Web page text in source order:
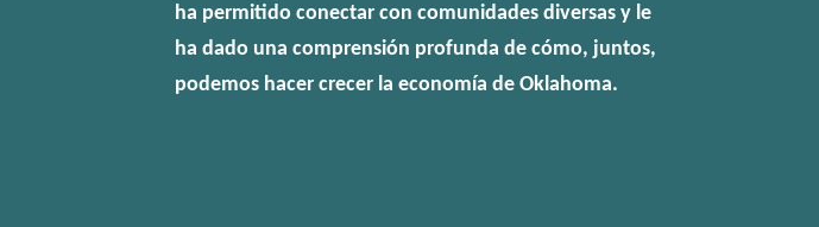
ha permitido conectar con comunidades diversas y le
ha dado una comprensión profunda de cómo, juntos,
podemos hacer crecer la economía de Oklahoma.